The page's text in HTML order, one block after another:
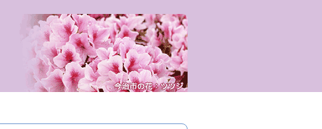
国際ソロプチミスト今治